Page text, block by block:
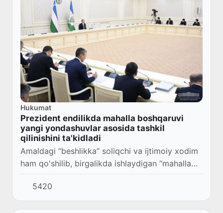
Hukumat
Prezident endilikda mahalla boshqaruvi
yangi yondashuvlar asosida tashkil
qilinishini ta'kidladi
Amaldagi “beshlikka” soliqchi va ijtimoiy xodim
ham qo'shilib, birgalikda ishlaydigan “mahalla
ettiligi” bo'ladi.
5420